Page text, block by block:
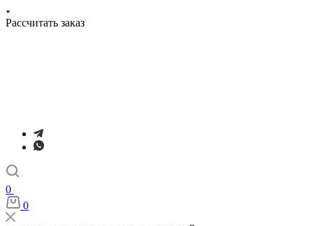
Рассчитать заказ
0
0